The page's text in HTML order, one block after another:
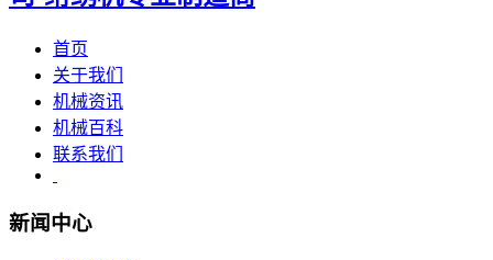
首页
关于我们
机械资讯
机械百科
联系我们
新闻中心